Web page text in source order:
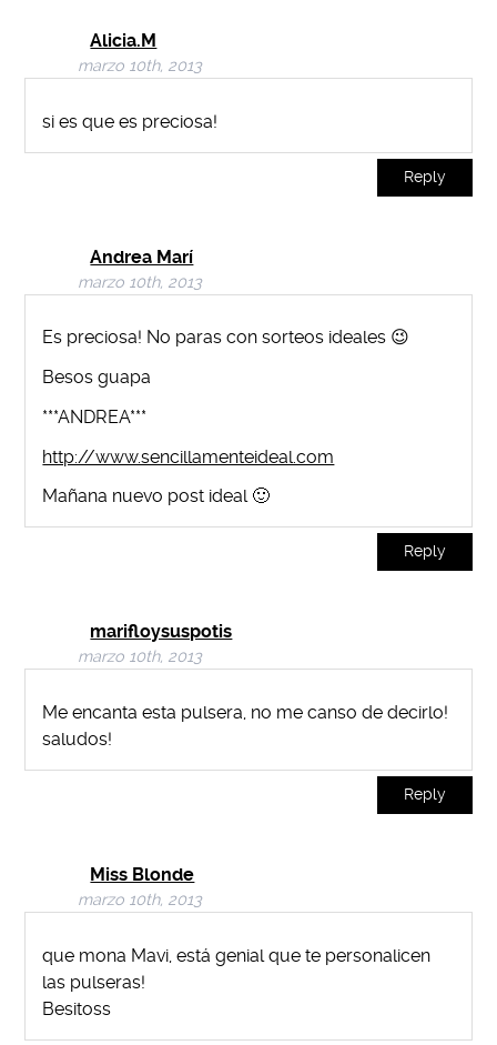
Alicia.M
marzo 10th, 2013
si es que es preciosa!
Reply
Andrea Marí
marzo 10th, 2013
Es preciosa! No paras con sorteos ideales 😉
Besos guapa
***ANDREA***
http://www.sencillamenteideal.com
Mañana nuevo post ideal 🙂
Reply
marifloysuspotis
marzo 10th, 2013
Me encanta esta pulsera, no me canso de decirlo!
saludos!
Reply
Miss Blonde
marzo 10th, 2013
que mona Mavi, está genial que te personalicen
las pulseras!
Besitoss